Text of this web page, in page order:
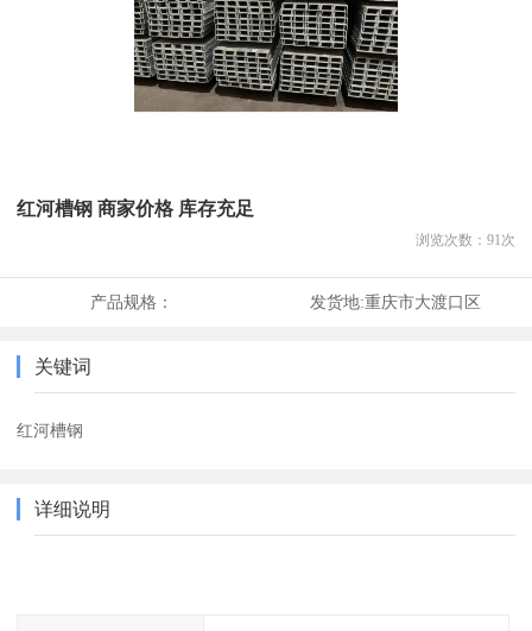
红河槽钢 商家价格 库存充足
浏览次数： 91次
产品规格： 发货地:重庆市大渡口区
关键词
红河槽钢
详细说明